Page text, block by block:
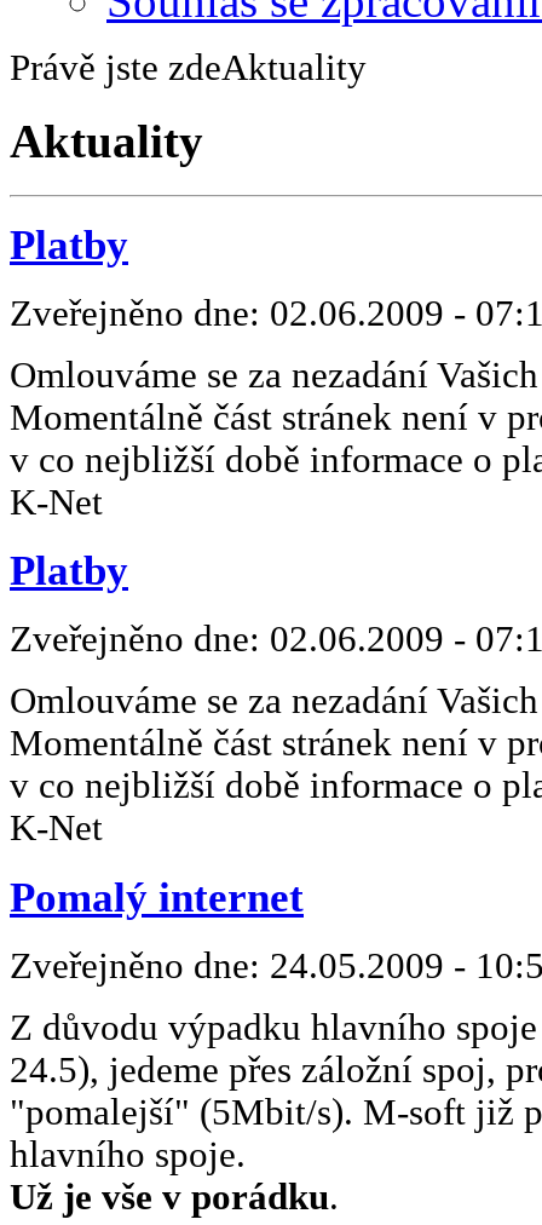
Právě jste zdeAktuality
Aktuality
Platby
Zveřejněno dne: 02.06.2009 -
Omlouváme se za nezadání
Momentálně část stránek není v
v co nejbližší době informace o
K-Net
Platby
Zveřejněno dne: 02.06.2009 -
Omlouváme se za nezadání
Momentálně část stránek není v
v co nejbližší době informace o
K-Net
Pomalý internet
Zveřejněno dne: 24.05.2009 -
Z důvodu výpadku hlavního
24.5), jedeme přes záložní spoj,
"pomalejší" (5Mbit/s). M-soft již
hlavního spoje.
Už je vše v porádku.